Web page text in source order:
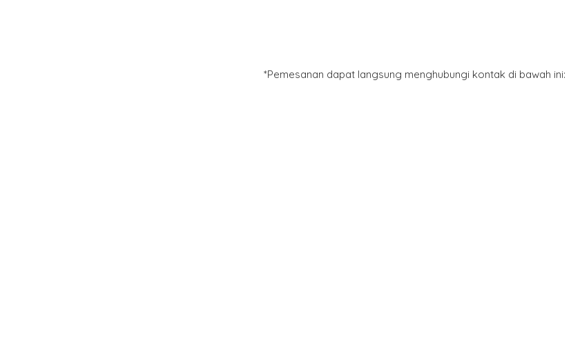
*Pemesanan dapat langsung menghubungi kontak di bawah ini: